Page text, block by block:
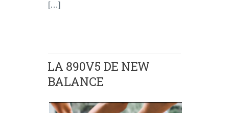
[…]
LA 890V5 DE NEW
BALANCE